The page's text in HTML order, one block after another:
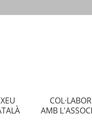
AMB